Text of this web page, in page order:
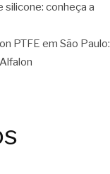
silicone: conheça a
PTFE em São Paulo: